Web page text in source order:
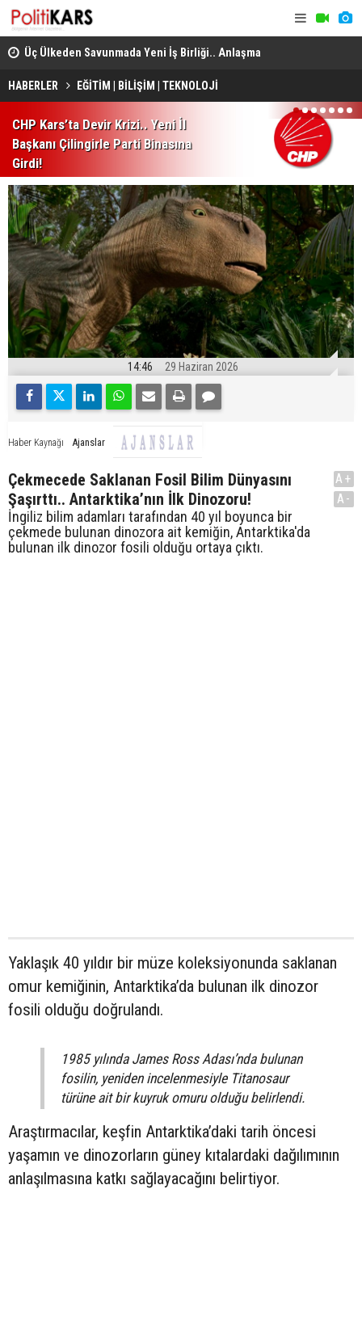
Üç Ülkeden Savunmada Yeni İş Birliği.. Anlaşma
Mekke'de Düzenlenen Zirvede İmzalandı!
HABERLER EĞİTİM | BİLİŞİM | TEKNOLOJİ
CHP Kars’ta Devir Krizi.. Yeni İl
Başkanı Çilingirle Parti Binasına
Girdi!
1 2 3 4 5 6 7
14:46 29 Haziran 2026
Haber Kaynağı Ajanslar
Çekmecede Saklanan Fosil Bilim Dünyasını
Şaşırttı.. Antarktika’nın İlk Dinozoru!
İngiliz bilim adamları tarafından 40 yıl boyunca bir
çekmede bulunan dinozora ait kemiğin, Antarktika'da
bulunan ilk dinozor fosili olduğu ortaya çıktı.
A+
A-
Yaklaşık 40 yıldır bir müze koleksiyonunda saklanan
omur kemiğinin, Antarktika’da bulunan ilk dinozor
fosili olduğu doğrulandı.
1985 yılında James Ross Adası’nda bulunan
fosilin, yeniden incelenmesiyle Titanosaur
türüne ait bir kuyruk omuru olduğu belirlendi.
Araştırmacılar, keşfin Antarktika’daki tarih öncesi
yaşamın ve dinozorların güney kıtalardaki dağılımının
anlaşılmasına katkı sağlayacağını belirtiyor.